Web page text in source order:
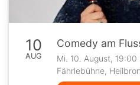
10
AUG
Comedy am
Mi. 10. August, 19:00
Fährlebühne,